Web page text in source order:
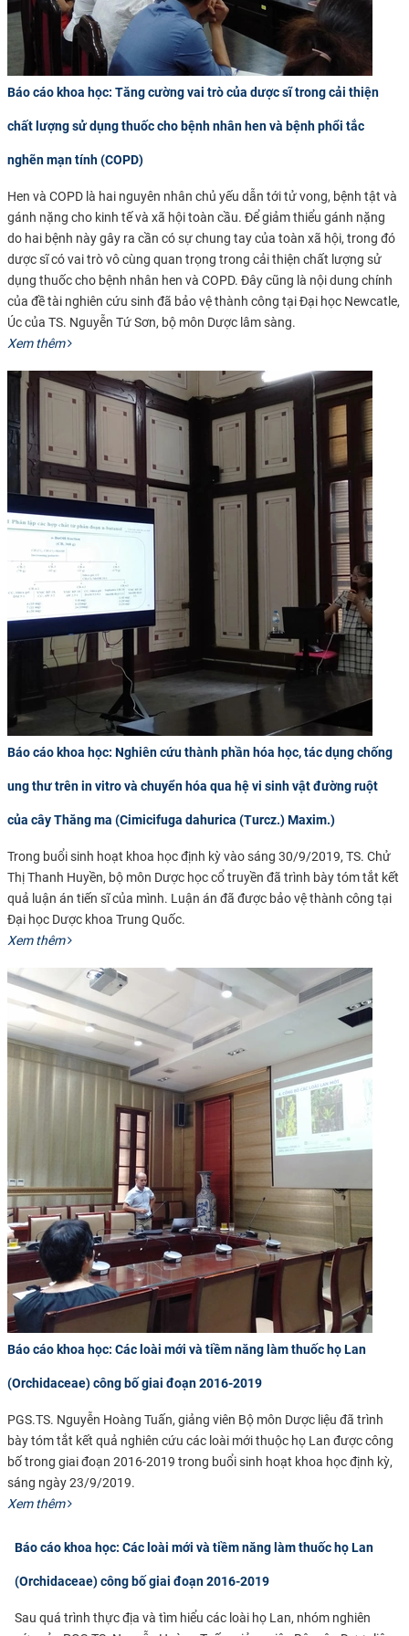
Báo cáo khoa học: Tăng cường vai trò của dược sĩ trong cải thiện
chất lượng sử dụng thuốc cho bệnh nhân hen và bệnh phổi tắc
nghẽn mạn tính (COPD)
Hen và COPD là hai nguyên nhân chủ yếu dẫn tới tử vong, bệnh tật và
gánh nặng cho kinh tế và xã hội toàn cầu. Để giảm thiểu gánh nặng
do hai bệnh này gây ra cần có sự chung tay của toàn xã hội, trong đó
dược sĩ có vai trò vô cùng quan trọng trong cải thiện chất lượng sử
dụng thuốc cho bệnh nhân hen và COPD. Đây cũng là nội dung chính
của đề tài nghiên cứu sinh đã bảo vệ thành công tại Đại học Newcatle,
Úc của TS. Nguyễn Tứ Sơn, bộ môn Dược lâm sàng.
Xem thêm
Báo cáo khoa học: Nghiên cứu thành phần hóa học, tác dụng chống
ung thư trên in vitro và chuyển hóa qua hệ vi sinh vật đường ruột
của cây Thăng ma (Cimicifuga dahurica (Turcz.) Maxim.)
Trong buổi sinh hoạt khoa học định kỳ vào sáng 30/9/2019, TS. Chử
Thị Thanh Huyền, bộ môn Dược học cổ truyền đã trình bày tóm tắt kết
quả luận án tiến sĩ của mình. Luận án đã được bảo vệ thành công tại
Đại học Dược khoa Trung Quốc.
Xem thêm
Báo cáo khoa học: Các loài mới và tiềm năng làm thuốc họ Lan
(Orchidaceae) công bố giai đoạn 2016-2019
PGS.TS. Nguyễn Hoàng Tuấn, giảng viên Bộ môn Dược liệu đã trình
bày tóm tắt kết quả nghiên cứu các loài mới thuộc họ Lan được công
bố trong giai đoạn 2016-2019 trong buổi sinh hoạt khoa học định kỳ,
sáng ngày 23/9/2019.
Xem thêm
Báo cáo khoa học: Các loài mới và tiềm năng làm thuốc họ Lan
(Orchidaceae) công bố giai đoạn 2016-2019
Sau quá trình thực địa và tìm hiểu các loài họ Lan, nhóm nghiên